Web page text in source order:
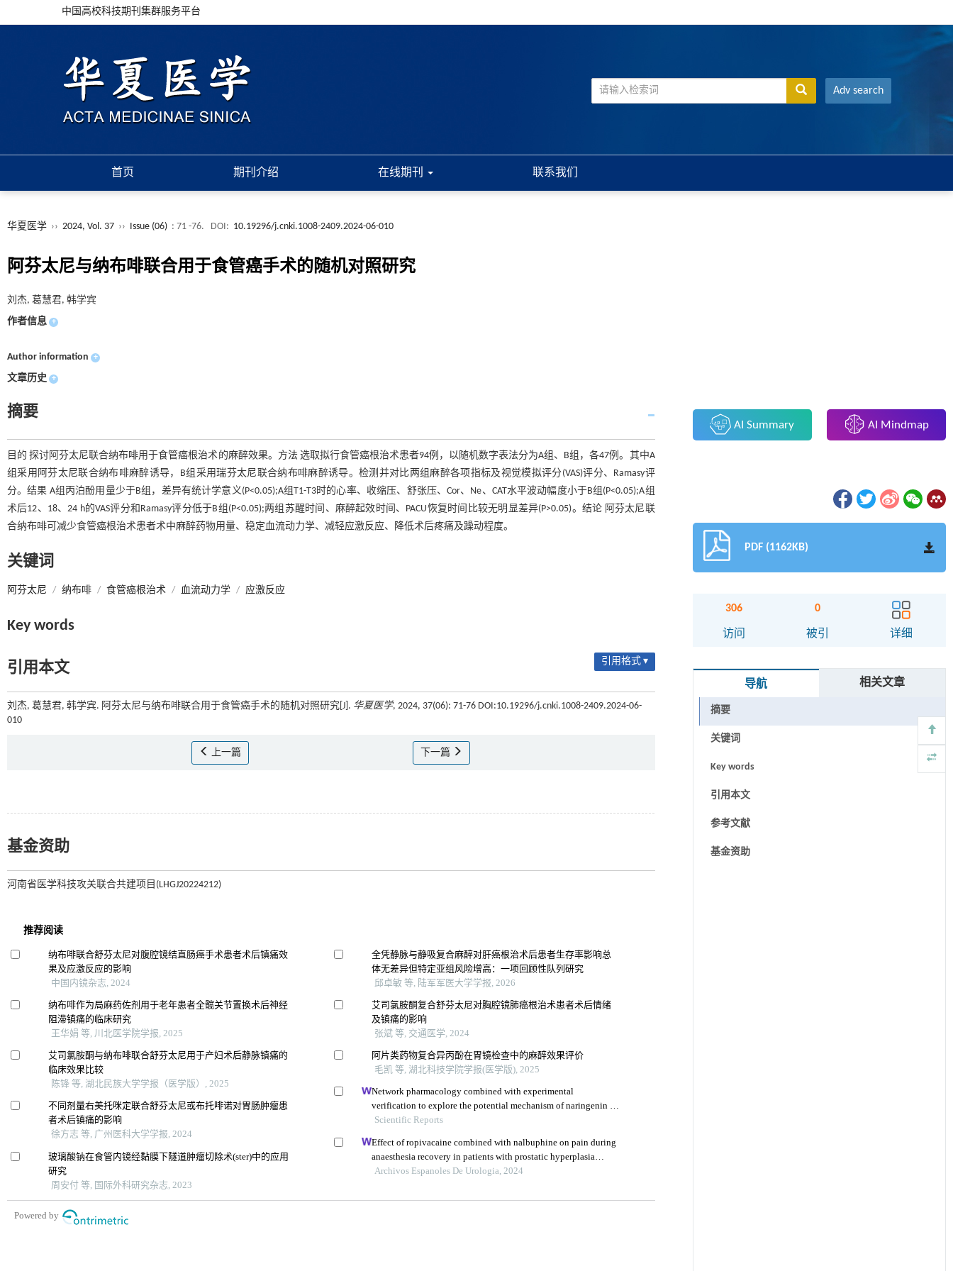
中国高校科技期刊集群服务平台
Adv search
首页 期刊介绍 在线期刊 联系我们
华夏医学 ›› 2024, Vol. 37 ›› Issue (06) : 71 -76. DOI: 10.19296/j.cnki.1008-2409.2024-06-010
阿芬太尼与纳布啡联合用于食管癌手术的随机对照研究
刘杰, 葛慧君, 韩学宾
作者信息 +
Author information +
文章历史 +
摘要
目的 探讨阿芬太尼联合纳布啡用于食管癌根治术的麻醉效果。方法 选取拟行食管癌根治术患者94例，以随机数字表法分为A组、B组，各47例。其中A
组采用阿芬太尼联合纳布啡麻醉诱导，B组采用瑞芬太尼联合纳布啡麻醉诱导。检测并对比两组麻醉各项指标及视觉模拟评分(VAS)评分、Ramasy评
分。结果 A组丙泊酚用量少于B组，差异有统计学意义(P<0.05);A组T1-T3时的心率、收缩压、舒张压、Cor、Ne、CAT水平波动幅度小于B组(P<0.05);A组
术后12、18、24 h的VAS评分和Ramasy评分低于B组(P<0.05);两组苏醒时间、麻醉起效时间、PACU恢复时间比较无明显差异(P>0.05)。结论 阿芬太尼联
合纳布啡可减少食管癌根治术患者术中麻醉药物用量、稳定血流动力学、减轻应激反应、降低术后疼痛及躁动程度。
关键词
阿芬太尼 / 纳布啡 / 食管癌根治术 / 血流动力学 / 应激反应
Key words
引用本文 引用格式 ▾
刘杰, 葛慧君, 韩学宾. 阿芬太尼与纳布啡联合用于食管癌手术的随机对照研究[J]. 华夏医学, 2024, 37(06): 71-76 DOI:10.19296/j.cnki.1008-2409.2024-06-
010
上一篇 下一篇
基金资助
河南省医学科技攻关联合共建项目(LHGJ20224212)
AI Summary AI Mindmap
PDF (1162KB)
306
访问
0
被引 详细
导航 相关文章
摘要
关键词
Key words
引用本文
参考文献
基金资助